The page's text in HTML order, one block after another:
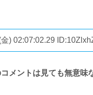
) 02:07:02.29
メントは見ても無意味